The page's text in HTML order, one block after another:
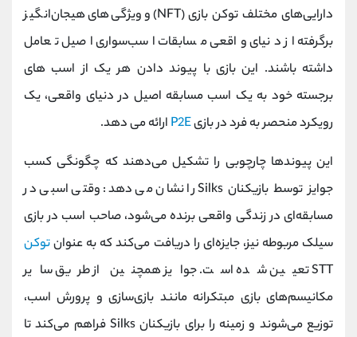
دارایی‌های مختلف توکن بازی (NFT) و ویژگی‌های هیجان‌انگیز
برگرفته از دنیای واقعی مسابقات اسب‌سواری اصیل تعامل
داشته باشند. این بازی با پیوند دادن هر یک از اسب های
برجسته خود به یک اسب مسابقه اصیل در دنیای واقعی، یک
رویکرد منحصر به فرد در بازیP2E ارائه می دهد.
این پیوندها چارچوبی را تشکیل می‌دهند که چگونگی کسب
جوایز توسط بازیکنان Silks را نشان می دهد: وقتی اسبی در
مسابقه‌ای در زندگی واقعی برنده می‌شود، صاحب اسب در بازی
سیلک مربوطه نیز، جایزه‌ای را دریافت می‌کند که به عنوانتوکن
STT تعیین شده است. جوایز همچنین از طریق سایر
مکانیسم‌های بازی مبتکرانه مانند بازی‌سازی و پرورش اسب،
توزیع می‌شوند و زمینه را برای بازیکنان Silks فراهم می‌کند تا